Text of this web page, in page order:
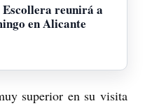
reunirá a
en Alicante
superior en su visita